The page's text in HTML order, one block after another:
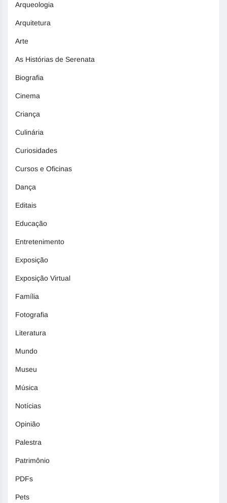
Arqueologia
Arquitetura
Arte
As Histórias de Serenata
Biografia
Cinema
Criança
Culinária
Curiosidades
Cursos e Oficinas
Dança
Editais
Educação
Entretenimento
Exposição
Exposição Virtual
Família
Fotografia
Literatura
Mundo
Museu
Música
Notícias
Opinião
Palestra
Patrimônio
PDFs
Pets